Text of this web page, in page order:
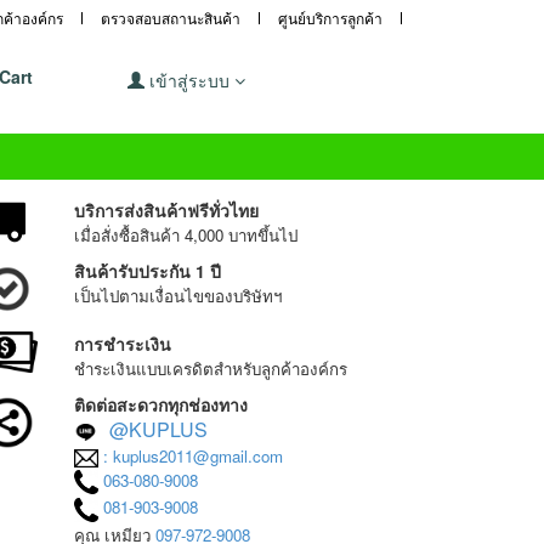
าองค์กร ตรวจสอบสถานะสินค้า ศูนย์บริการลูกค้า
Cart เข้าสู่ระบบ
บริการส่งสินค้าฟรีทั่วไทย
เมื่อสั่งซื้อสินค้า 4,000 บาทขึ้นไป
สินค้ารับประกัน 1 ปี
เป็นไปตามเงื่อนไขของบริษัทฯ
การชำระเงิน
ชำระเงินแบบเครดิตสำหรับลูกค้าองค์กร
ติดต่อสะดวกทุกช่องทาง
@KUPLUS
: kuplus2011@gmail.com
063-080-9008
081-903-9008
คุณ เหมียว 097-972-9008